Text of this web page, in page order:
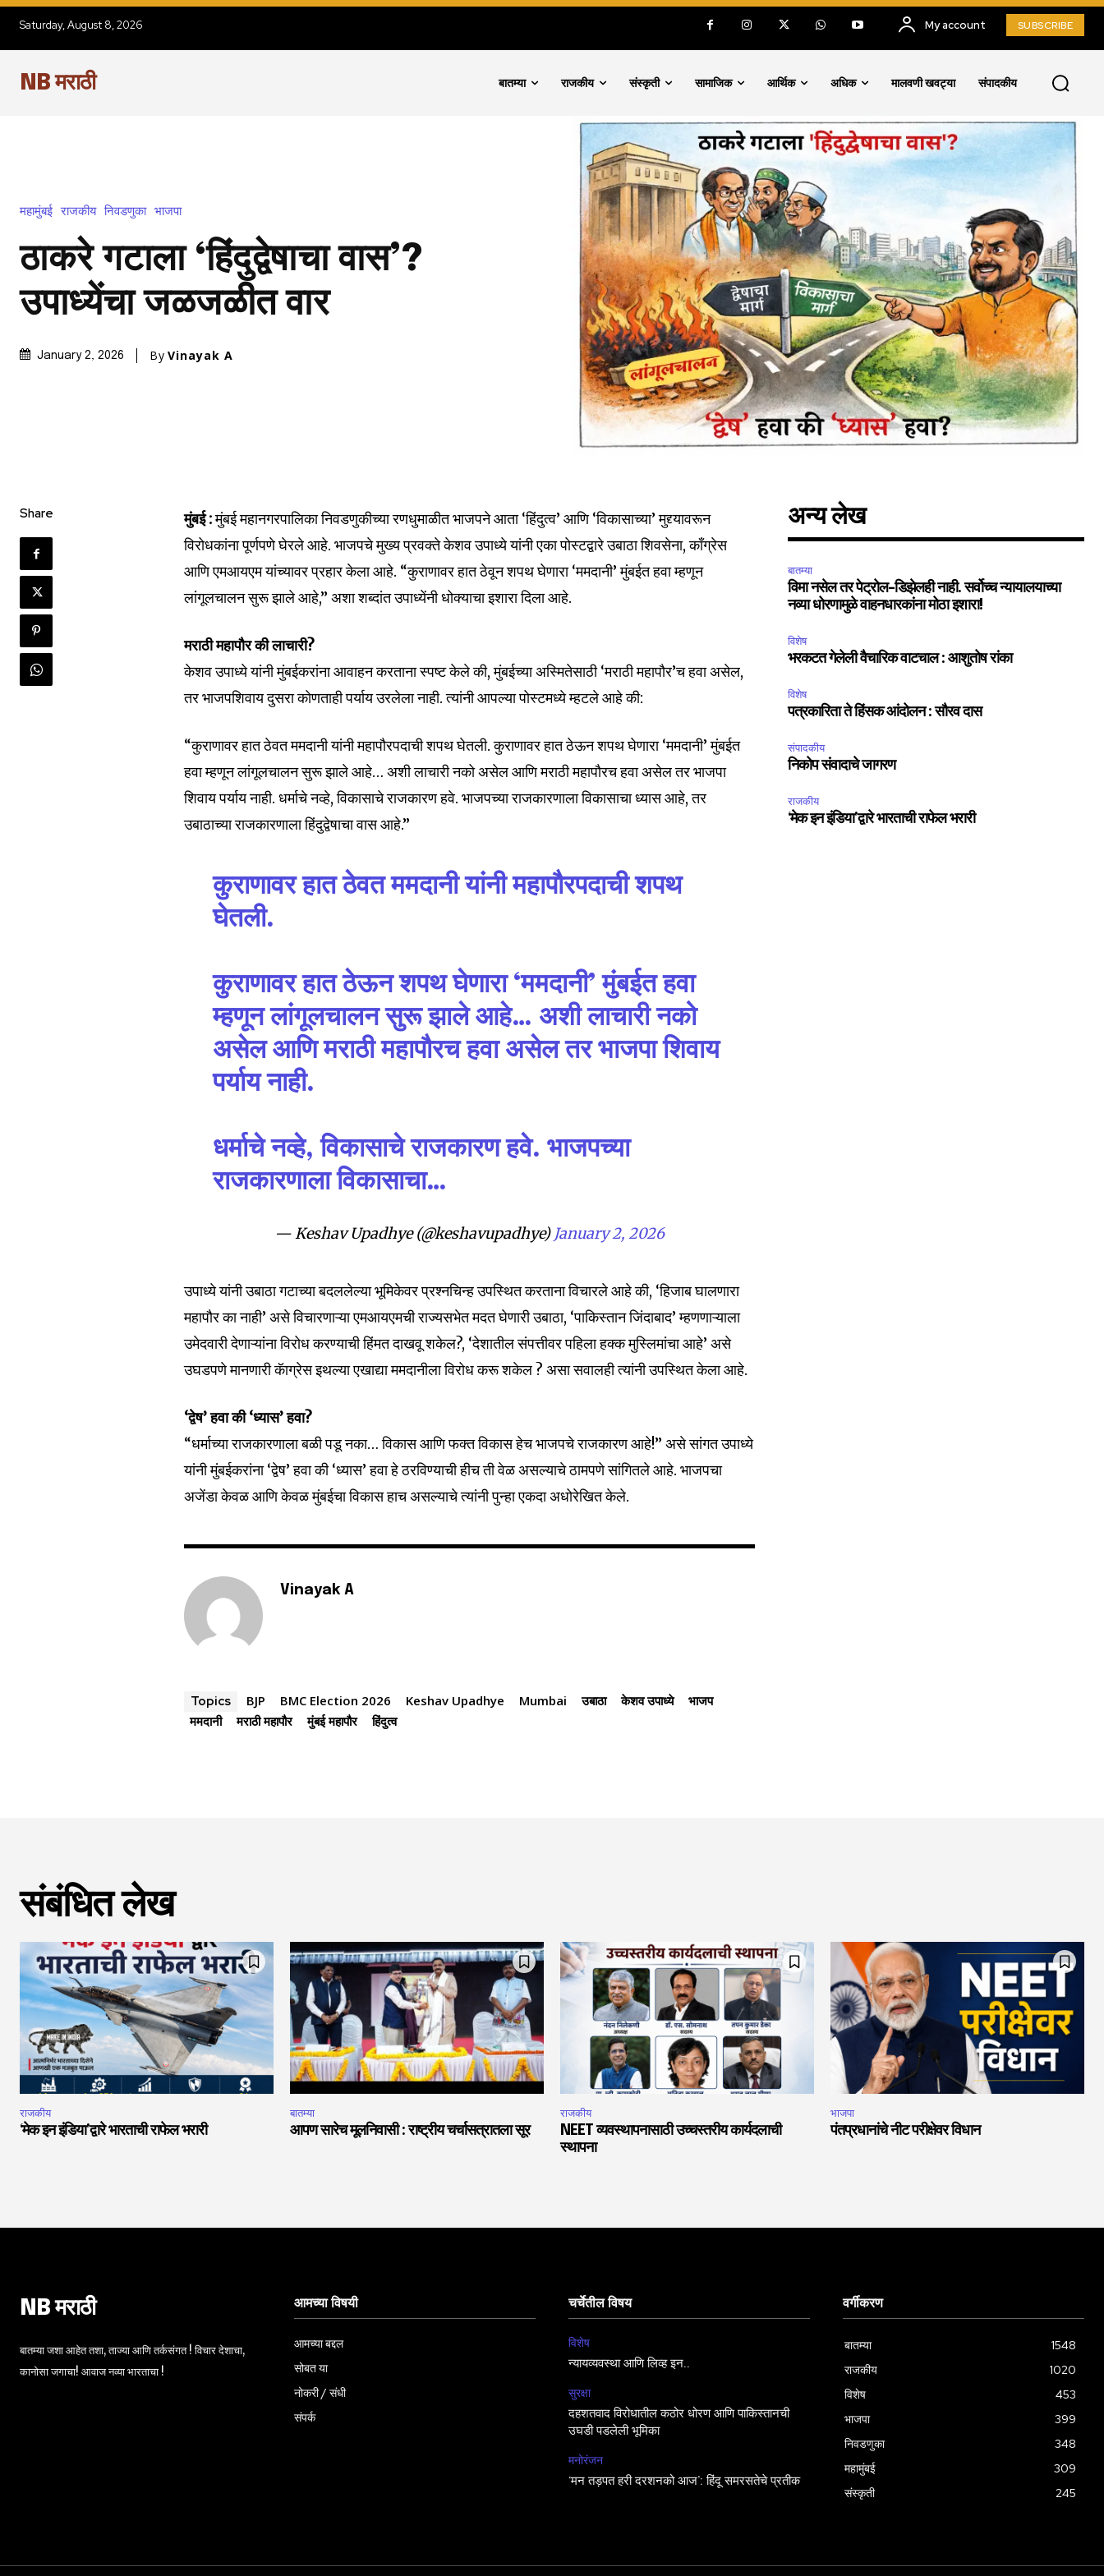
SUBSCRIBERS and be part
of the conversation.
the subscribe button below. Don't worry, we respect your privacy and
won't spam your inbox. Your information is safe with us.
6,300
Saturday, August 8, 2026 My account SUBSCRIBE
NB मराठी बातम्या राजकीय संस्कृती सामाजिक आर्थिक अधिक मालवणी खवट्या संपादकीय
महामुंबई राजकीय निवडणुका भाजपा
ठाकरे गटाला ‘हिंदुद्वेषाचा वास’?
उपाध्येंचा जळजळीत वार
January 2, 2026 By Vinayak A
Share मुंबई :मुंबई महानगरपालिका निवडणुकीच्या रणधुमाळीत भाजपने आता ‘हिंदुत्व’ आणि ‘विकासाच्या’ मुद्द्यावरून
विरोधकांना पूर्णपणे घेरले आहे. भाजपचे मुख्य प्रवक्ते केशव उपाध्ये यांनी एका पोस्टद्वारे उबाठा शिवसेना, काँग्रेस
आणि एमआयएम यांच्यावर प्रहार केला आहे. “कुराणावर हात ठेवून शपथ घेणारा ‘ममदानी’ मुंबईत हवा म्हणून
लांगूलचालन सुरू झाले आहे,” अशा शब्दांत उपाध्येंनी धोक्याचा इशारा दिला आहे.
मराठी महापौर की लाचारी?
केशव उपाध्ये यांनी मुंबईकरांना आवाहन करताना स्पष्ट केले की, मुंबईच्या अस्मितेसाठी ‘मराठी महापौर’च हवा असेल,
तर भाजपशिवाय दुसरा कोणताही पर्याय उरलेला नाही. त्यांनी आपल्या पोस्टमध्ये म्हटले आहे की:
“कुराणावर हात ठेवत ममदानी यांनी महापौरपदाची शपथ घेतली. कुराणावर हात ठेऊन शपथ घेणारा ‘ममदानी’ मुंबईत
हवा म्हणून लांगूलचालन सुरू झाले आहे… अशी लाचारी नको असेल आणि मराठी महापौरच हवा असेल तर भाजपा
शिवाय पर्याय नाही. धर्माचे नव्हे, विकासाचे राजकारण हवे. भाजपच्या राजकारणाला विकासाचा ध्यास आहे, तर
उबाठाच्या राजकारणाला हिंदुद्वेषाचा वास आहे.”
कुराणावर हात ठेवत ममदानी यांनी महापौरपदाची शपथ
घेतली.
कुराणावर हात ठेऊन शपथ घेणारा ‘ममदानी’ मुंबईत हवा
म्हणून लांगूलचालन सुरू झाले आहे… अशी लाचारी नको
असेल आणि मराठी महापौरच हवा असेल तर भाजपा शिवाय
पर्याय नाही.
धर्माचे नव्हे, विकासाचे राजकारण हवे. भाजपच्या
राजकारणाला विकासाचा…
— Keshav Upadhye (@keshavupadhye) January 2, 2026
उपाध्ये यांनी उबाठा गटाच्या बदललेल्या भूमिकेवर प्रश्नचिन्ह उपस्थित करताना विचारले आहे की, ‘हिजाब घालणारा
महापौर का नाही’ असे विचारणाऱ्या एमआयएमची राज्यसभेत मदत घेणारी उबाठा, ‘पाकिस्तान जिंदाबाद’ म्हणणाऱ्याला
उमेदवारी देणाऱ्यांना विरोध करण्याची हिंमत दाखवू शकेल?, ‘देशातील संपत्तीवर पहिला हक्क मुस्लिमांचा आहे’ असे
उघडपणे मानणारी कॅाग्रेस इथल्या एखाद्या ममदानीला विरोध करू शकेल ? असा सवालही त्यांनी उपस्थित केला आहे.
‘द्वेष’ हवा की ‘ध्यास’ हवा?
“धर्माच्या राजकारणाला बळी पडू नका… विकास आणि फक्त विकास हेच भाजपचे राजकारण आहे!” असे सांगत उपाध्ये
यांनी मुंबईकरांना ‘द्वेष’ हवा की ‘ध्यास’ हवा हे ठरविण्याची हीच ती वेळ असल्याचे ठामपणे सांगितले आहे. भाजपचा
अजेंडा केवळ आणि केवळ मुंबईचा विकास हाच असल्याचे त्यांनी पुन्हा एकदा अधोरेखित केले.
Vinayak A
Topics BJP BMC Election 2026 Keshav Upadhye Mumbai उबाठा केशव उपाध्ये
भाजप
ममदानी
मराठी महापौर मुंबई महापौर हिंदुत्व
अन्य लेख
बातम्या
विमा नसेल तर पेट्रोल-डिझेलही नाही. सर्वोच्च न्यायालयाच्या
नव्या धोरणामुळे वाहनधारकांना मोठा इशारा!
विशेष
भरकटत गेलेली वैचारिक वाटचाल : आशुतोष रांका
विशेष
पत्रकारिता ते हिंसक आंदोलन : सौरव दास
संपादकीय
निकोप संवादाचे जागरण
राजकीय
‘मेक इन इंडिया’द्वारे भारताची राफेल भरारी
संबंधित लेख
राजकीय
‘मेक इन इंडिया’द्वारे भारताची राफेल भरारी
बातम्या
आपण सारेच मूलनिवासी : राष्ट्रीय चर्चासत्रातला सूर
राजकीय
NEET व्यवस्थापनासाठी उच्चस्तरीय कार्यदलाची
स्थापना
भाजपा
पंतप्रधानांचे नीट परीक्षेवर विधान
NB मराठी
बातम्या जशा आहेत तशा, ताज्या आणि तर्कसंगत ! विचार देशाचा,
कानोसा जगाचा! आवाज नव्या भारताचा !
आमच्या विषयी
आमच्या बद्दल
सोबत या
नोकरी / संधी
संपर्क
चर्चेतील विषय
विशेष
न्यायव्यवस्था आणि लिव्ह इन..
सुरक्षा
दहशतवाद विरोधातील कठोर धोरण आणि पाकिस्तानची
उघडी पडलेली भूमिका
मनोरंजन
‘मन तड़पत हरी दरशनको आज’: हिंदू समरसतेचे प्रतीक
वर्गीकरण
बातम्या
1548
राजकीय
1020
विशेष
453
भाजपा
399
निवडणुका
348
महामुंबई
309
संस्कृती
245